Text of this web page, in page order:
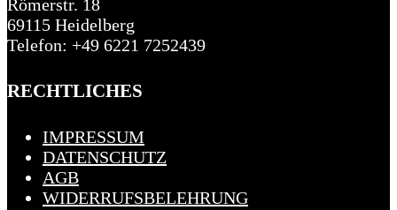
Römerstr. 18
69115 Heidelberg
Telefon: +49 6221 7252439
RECHTLICHES
IMPRESSUM
DATENSCHUTZ
AGB
WIDERRUFSBELEHRUNG